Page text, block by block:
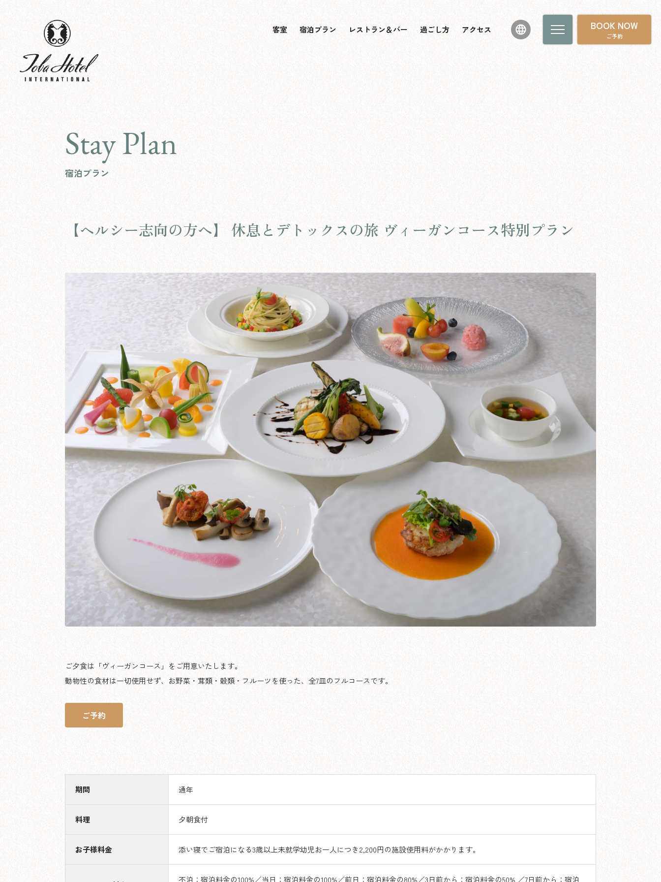
客室 宿泊プラン レストラン＆バー 過ごし方 アクセス BOOK NOW
ご予約
Stay Plan
宿泊プラン
【ヘルシー志向の方へ】 休息とデトックスの旅 ヴィーガンコース特別プラン
ご夕食は「ヴィーガンコース」をご用意いたします。
動物性の食材は一切使用せず、お野菜・茸類・穀類・フルーツを使った、全7皿のフルコースです。
ご予約
期間 通年
料理 夕朝食付
お子様料金 添い寝でご宿泊になる3歳以上未就学幼児お一人につき2,200円の施設使用料がかかります。
不泊：宿泊料金の100%／当日：宿泊料金の100%／前日：宿泊料金の80%／3日前から：宿泊料金の50% ／7日前から：宿泊